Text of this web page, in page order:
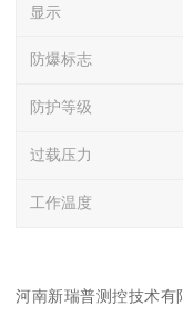
显示
防爆标志
防护等级
过载压力
工作温度
河南新瑞普测控技术有